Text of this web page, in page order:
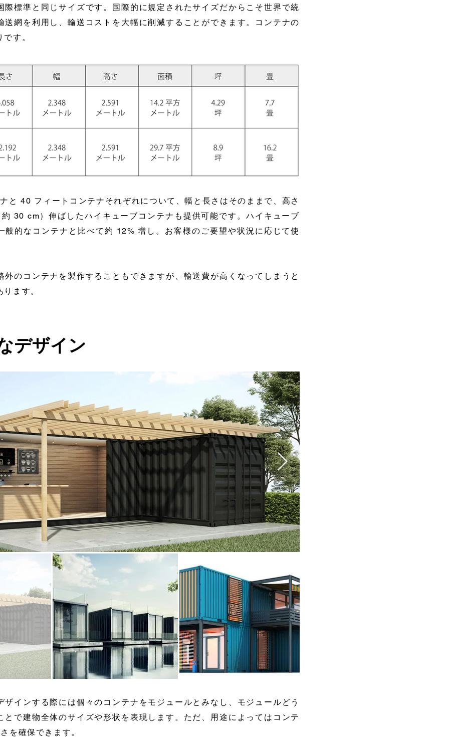
際標準と同じサイズです。国際的に規定されたサイズだからこそ世界で統
送網を利用し、輸送コストを大幅に削減することができます。コンテナの
す。
と 40 フィートコンテナそれぞれについて、幅と長さはそのままで、高さ
30 cm）伸ばしたハイキューブコンテナも提供可能です。ハイキューブ
般的なコンテナと比べて約 12% 増し。お客様のご要望や状況に応じて使
外のコンテナを製作することもできますが、輸送費が高くなってしまうと
ます。
デザイン
ザインする際には個々のコンテナをモジュールとみなし、モジュールどう
とで建物全体のサイズや形状を表現します。ただ、用途によってはコンテ
を確保できます。